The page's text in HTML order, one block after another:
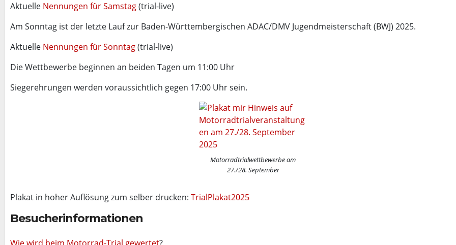
Aktuelle Nennungen für Samstag(trial-live)
Am Sonntag ist der letzte Lauf zur Baden-Württembergischen ADAC/DMV Jugendmeisterschaft (BWJ) 2025.
Aktuelle Nennungen für Sonntag(trial-live)
Die Wettbewerbe beginnen an beiden Tagen um 11:00 Uhr
Siegerehrungen werden voraussichtlich gegen 17:00 Uhr sein.
Motorradtrialwettbewerbe am
27./28. September
Plakat in hoher Auflösung zum selber drucken: TrialPlakat2025
Besucherinformationen